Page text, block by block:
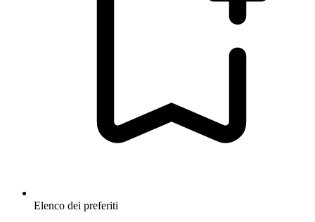
Elenco dei preferiti